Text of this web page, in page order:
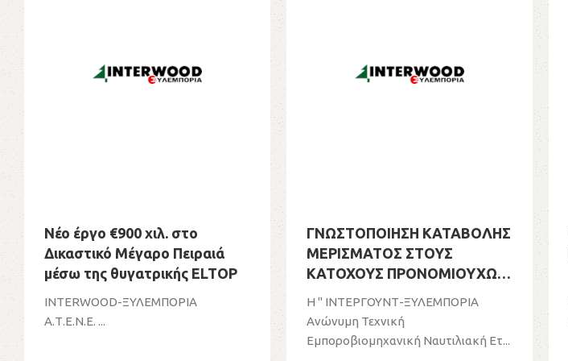
Νέο έργο €900 χιλ. στο
Δικαστικό Μέγαρο Πειραιά
μέσω της θυγατρικής ELTOP
INTERWOOD-ΞΥΛΕΜΠΟΡΙΑ
Α.Τ.Ε.Ν.Ε. ...
ΓΝΩΣΤΟΠΟΙΗΣΗ ΚΑΤΑΒΟΛΗΣ
ΜΕΡΙΣΜΑΤΟΣ ΣΤΟΥΣ
ΚΑΤΟΧΟΥΣ ΠΡΟΝΟΜΙΟΥΧΩΝ
ΜΕΤΟΧΩΝ
Η " ΙΝΤΕΡΓΟΥΝΤ-ΞΥΛΕΜΠΟΡΙΑ
Ανώνυμη Τεχνική
Εμποροβιομηχανική Ναυτιλιακή Ετ...